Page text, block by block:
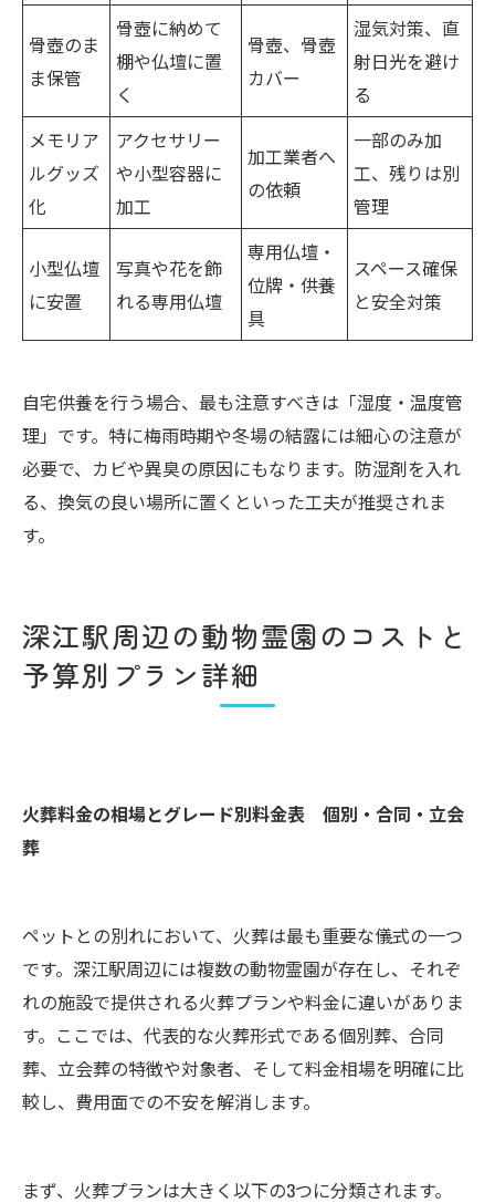
骨壺のま
ま保管
骨壺に納めて
棚や仏壇に置
く
骨壺、骨壺
カバー
湿気対策、直
射日光を避け
る
メモリア
ルグッズ
化
アクセサリー
や小型容器に
加工
加工業者へ
の依頼
一部のみ加
工、残りは別
管理
小型仏壇
に安置
写真や花を飾
れる専用仏壇
専用仏壇・
位牌・供養
具
スペース確保
と安全対策
自宅供養を行う場合、最も注意すべきは「湿度・温度管
理」です。特に梅雨時期や冬場の結露には細心の注意が
必要で、カビや異臭の原因にもなります。防湿剤を入れ
る、換気の良い場所に置くといった工夫が推奨されま
す。
深江駅周辺の動物霊園のコストと
予算別プラン詳細
火葬料金の相場とグレード別料金表 個別・合同・立会
葬
ペットとの別れにおいて、火葬は最も重要な儀式の一つ
です。深江駅周辺には複数の動物霊園が存在し、それぞ
れの施設で提供される火葬プランや料金に違いがありま
す。ここでは、代表的な火葬形式である個別葬、合同
葬、立会葬の特徴や対象者、そして料金相場を明確に比
較し、費用面での不安を解消します。
まず、火葬プランは大きく以下の3つに分類されます。